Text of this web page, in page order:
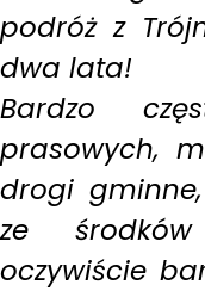
podróż z
dwa lata!
Bardzo
prasowych,
drogi
ze
oczywiście